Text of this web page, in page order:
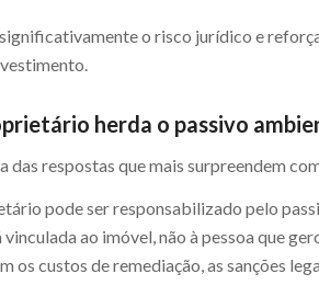
o risco jurídico e
herda o passivo
das respostas que mais surpreendem
pode ser responsabilizado pelo
ao imóvel, não à pessoa que
os custos de remediação, as sanções